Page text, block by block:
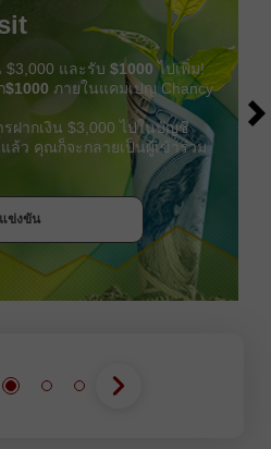
ข่งขัน
และรับ $1000ไปเพิ่ม!
$1000 ภายในแคมเปญ Chancy
ฝากเงิน $3,000 ไปในบัญชี
ล้ว คุณก็จะกลายเป็นผู้เข้าร่วม
ข่งขัน